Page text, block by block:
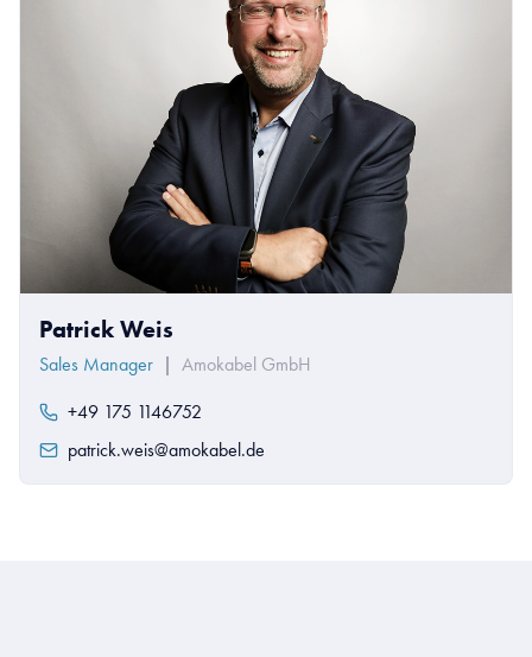
Patrick Weis
Sales Manager | Amokabel GmbH
+49 175 1146752
patrick.weis@amokabel.de